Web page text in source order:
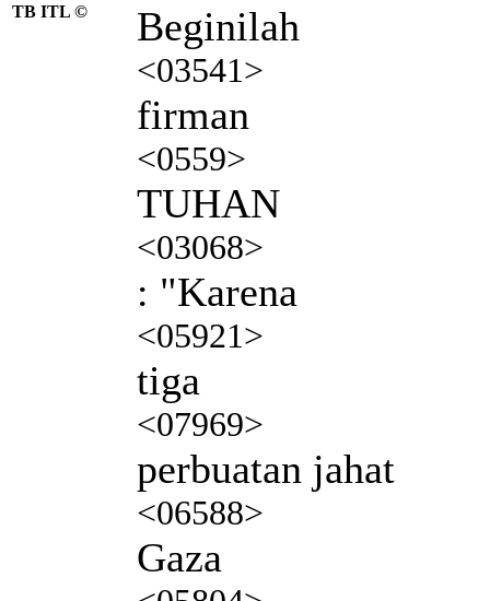
TB ITL © Beginilah
<03541>
firman
<0559>
TUHAN
<03068>
: "Karena
<05921>
tiga
<07969>
perbuatan jahat
<06588>
Gaza